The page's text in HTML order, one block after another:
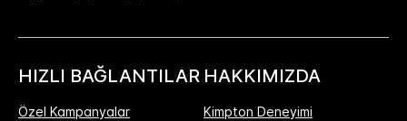
HIZLI BAĞLANTILAR
Özel Kampanyalar
HAKKIMIZDA
Kimpton Deneyimi